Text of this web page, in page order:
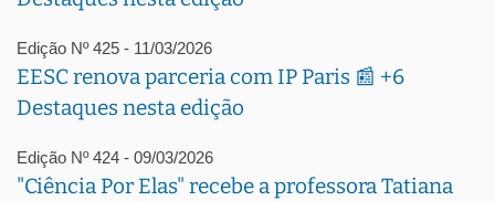
Edição Nº 425 - 11/03/2026
EESC renova parceria com IP Paris 📰 +6
Destaques nesta edição
Edição Nº 424 - 09/03/2026
"Ciência Por Elas" recebe a professora Tatiana